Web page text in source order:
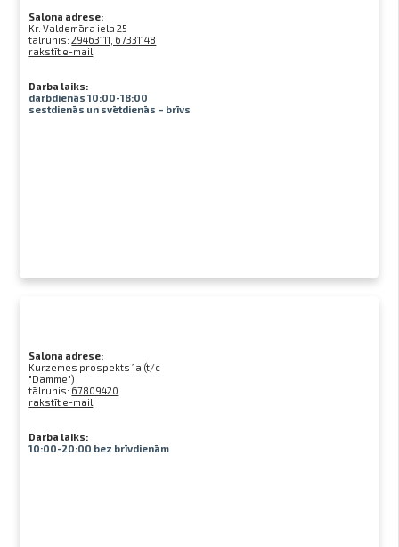
Salona adrese:
Kr. Valdemāra iela 25
tālrunis:29463111, 67331148
rakstīt e-mail
Darba laiks:
darbdienās 10:00-18:00
sestdienās un svētdienās – brīvs
Salona adrese:
Kurzemes prospekts 1a (t/c
"Damme")
tālrunis: 67809420
rakstīt e-mail
Darba laiks:
10:00-20:00 bez brīvdienām